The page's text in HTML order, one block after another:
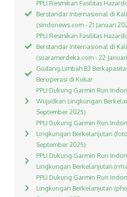
PPLI Resmikan Fasilitas
Berstandar Internasional di
(sindonews.com - 21 Januari
PPLI Resmikan Fasilitas
Berstandar Internasional di
(suaramerdeka.com - 22
Gudang Limbah B3
Beroperasi di Kukar
PPLI Dukung Garmin Run
Wujudkan Lingkungan
September 2025)
PPLI Dukung Garmin Run
Lingkungan Berkelanjutan
September 2025)
PPLI Dukung Garmin Run
Lingkungan Berkelanjutan
PPLI Dukung Garmin Run
Lingkungan Berkelanjutan